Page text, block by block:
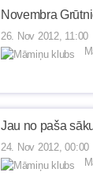
Novembra
26. Nov 2012, 11:00
Jau no paša
24. Nov 2012, 00:00